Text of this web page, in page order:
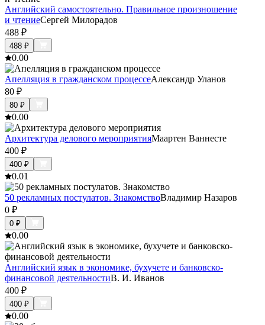
Английский самостоятельно. Правильное произношение
и чтениеСергей Милорадов
488 ₽
488 ₽
0.00
Апелляция в гражданском процессеАлександр Уланов
80 ₽
80 ₽
0.00
Архитектура делового мероприятияМаартен Ваннесте
400 ₽
400 ₽
0.01
50 рекламных постулатов. ЗнакомствоВладимир Назаров
0 ₽
0 ₽
0.00
Английский язык в экономике, бухучете и банковско-
финансовой деятельностиВ. И. Иванов
400 ₽
400 ₽
0.00